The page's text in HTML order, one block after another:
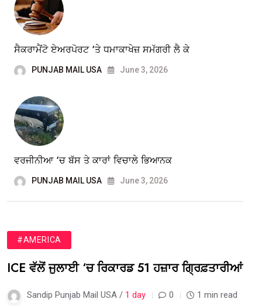
ਸੈਕਰਾਮੈਂਟੋ ਏਅਰਪੋਰਟ ‘ਤੇ ਧਮਾਕਾਖੇਜ਼ ਸਮੱਗਰੀ ਲੈ ਕੇ
PUNJAB MAIL USA June 3, 2026
ਵਰਜੀਨੀਆ ‘ਚ ਬੱਸ ਤੇ ਕਾਰਾਂ ਵਿਚਾਲੇ ਭਿਆਨਕ
PUNJAB MAIL USA June 3, 2026
#AMERICA
ICE ਵੱਲੋਂ ਜੁਲਾਈ ‘ਚ ਰਿਕਾਰਡ 51 ਹਜ਼ਾਰ ਗ੍ਰਿਫ਼ਤਾਰੀਆਂ
Sandip Punjab Mail USA / 1 day 0 1 min read